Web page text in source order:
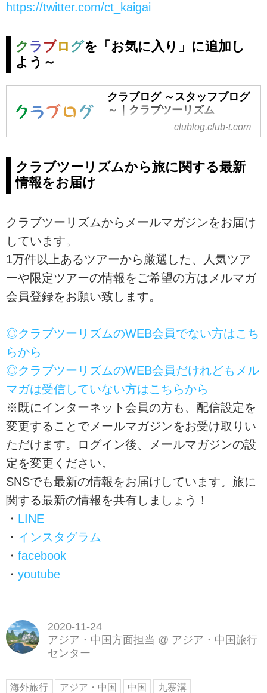
https://twitter.com/ct_kaigai
ク ラ ブロ グを「お気に入り」に追加し
よう～
クラブログ ～スタッフブログ
～｜クラブツーリズム
仲間が広がる、旅が深まる。クラ
ょう。北海道、東北、関東、中
ーロッパ、アジア、オセアニア、
ブツーリズムのスタッフ、ガイ
て観光施設の方によるブログをご
覧いただけます。旅行先から？仕
事場から？スタッフ一押しのツア
ー情報から観光地の情報を発信い
clublog.club-t.com
クラブツーリズムから旅に関する最新
情報をお届け
クラブツーリズムからメールマガジンをお届け
しています。
1万件以上あるツアーから厳選した、人気ツア
ーや限定ツアーの情報をご希望の方はメルマガ
会員登録をお願い致します。
◎クラブツーリズムのWEB会員でない方はこち
らから
◎クラブツーリズムのWEB会員だけれどもメル
マガは受信していない方はこちらから
※既にインターネット会員の方も、配信設定を
変更することでメールマガジンをお受け取りい
ただけます。ログイン後、メールマガジンの設
定を変更ください。
SNSでも最新の情報をお届けしています。旅に
関する最新の情報を共有しましょう！
・ LINE
・ インスタグラム
・ facebook
・ youtube
2020-11-24
アジア・中国方面担当 @ アジア・中国旅行
センター
海外旅行 アジア・中国 中国
九寨溝